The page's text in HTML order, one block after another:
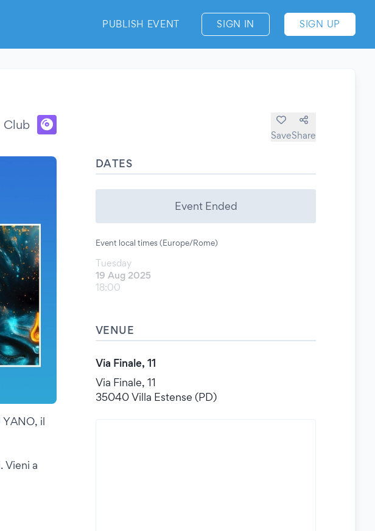
PUBLISH EVENT SIGN IN SIGN UP
Club
SaveShare
YANO, il
Vieni a
DATES
Event Ended
Event local times (Europe/Rome)
Tuesday
19 Aug 2025
18:00
VENUE
Via Finale, 11
Via Finale, 11
35040 Villa Estense (PD)